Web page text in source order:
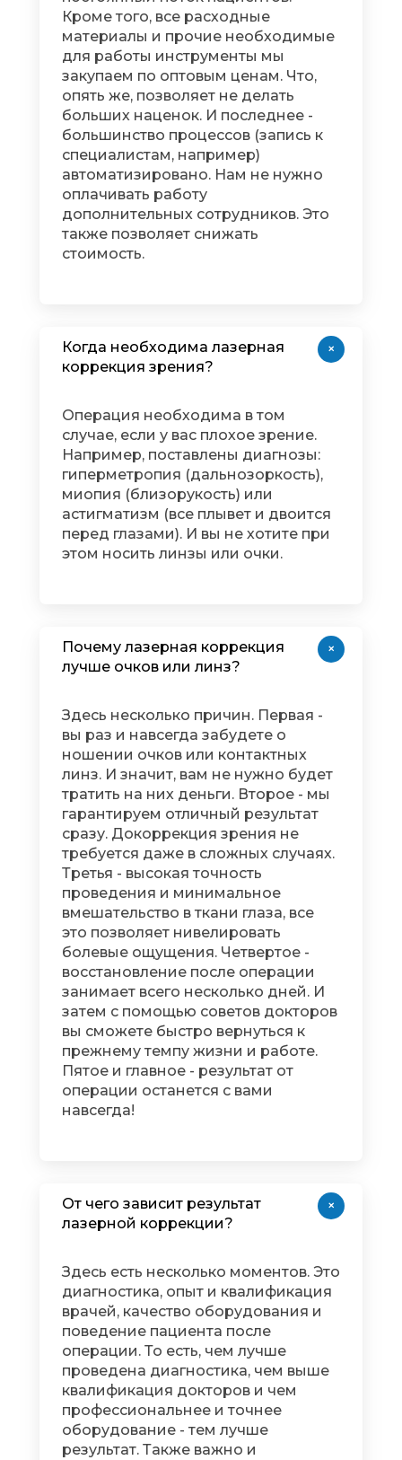
Кроме того, все расходные
материалы и прочие необходимые
для работы инструменты мы
закупаем по оптовым ценам. Что,
опять же, позволяет не делать
больших наценок. И последнее -
большинство процессов (запись к
специалистам, например)
автоматизировано. Нам не нужно
оплачивать работу
дополнительных сотрудников. Это
также позволяет снижать
стоимость.
Когда необходима лазерная
коррекция зрения?
Операция необходима в том
случае, если у вас плохое зрение.
Например, поставлены диагнозы:
гиперметропия (дальнозоркость),
миопия (близорукость) или
астигматизм (все плывет и двоится
перед глазами). И вы не хотите при
этом носить линзы или очки.
+
Почему лазерная коррекция
лучше очков или линз?
Здесь несколько причин. Первая -
вы раз и навсегда забудете о
ношении очков или контактных
линз. И значит, вам не нужно будет
тратить на них деньги. Второе - мы
гарантируем отличный результат
сразу. Докоррекция зрения не
требуется даже в сложных случаях.
Третья - высокая точность
проведения и минимальное
вмешательство в ткани глаза, все
это позволяет нивелировать
болевые ощущения. Четвертое -
восстановление после операции
занимает всего несколько дней. И
затем с помощью советов докторов
вы сможете быстро вернуться к
прежнему темпу жизни и работе.
Пятое и главное - результат от
операции останется с вами
навсегда!
+
От чего зависит результат
лазерной коррекции?
Здесь есть несколько моментов. Это
диагностика, опыт и квалификация
врачей, качество оборудования и
поведение пациента после
операции. То есть, чем лучше
проведена диагностика, чем выше
квалификация докторов и чем
профессиональнее и точнее
оборудование - тем лучше
результат. Также важно и
+